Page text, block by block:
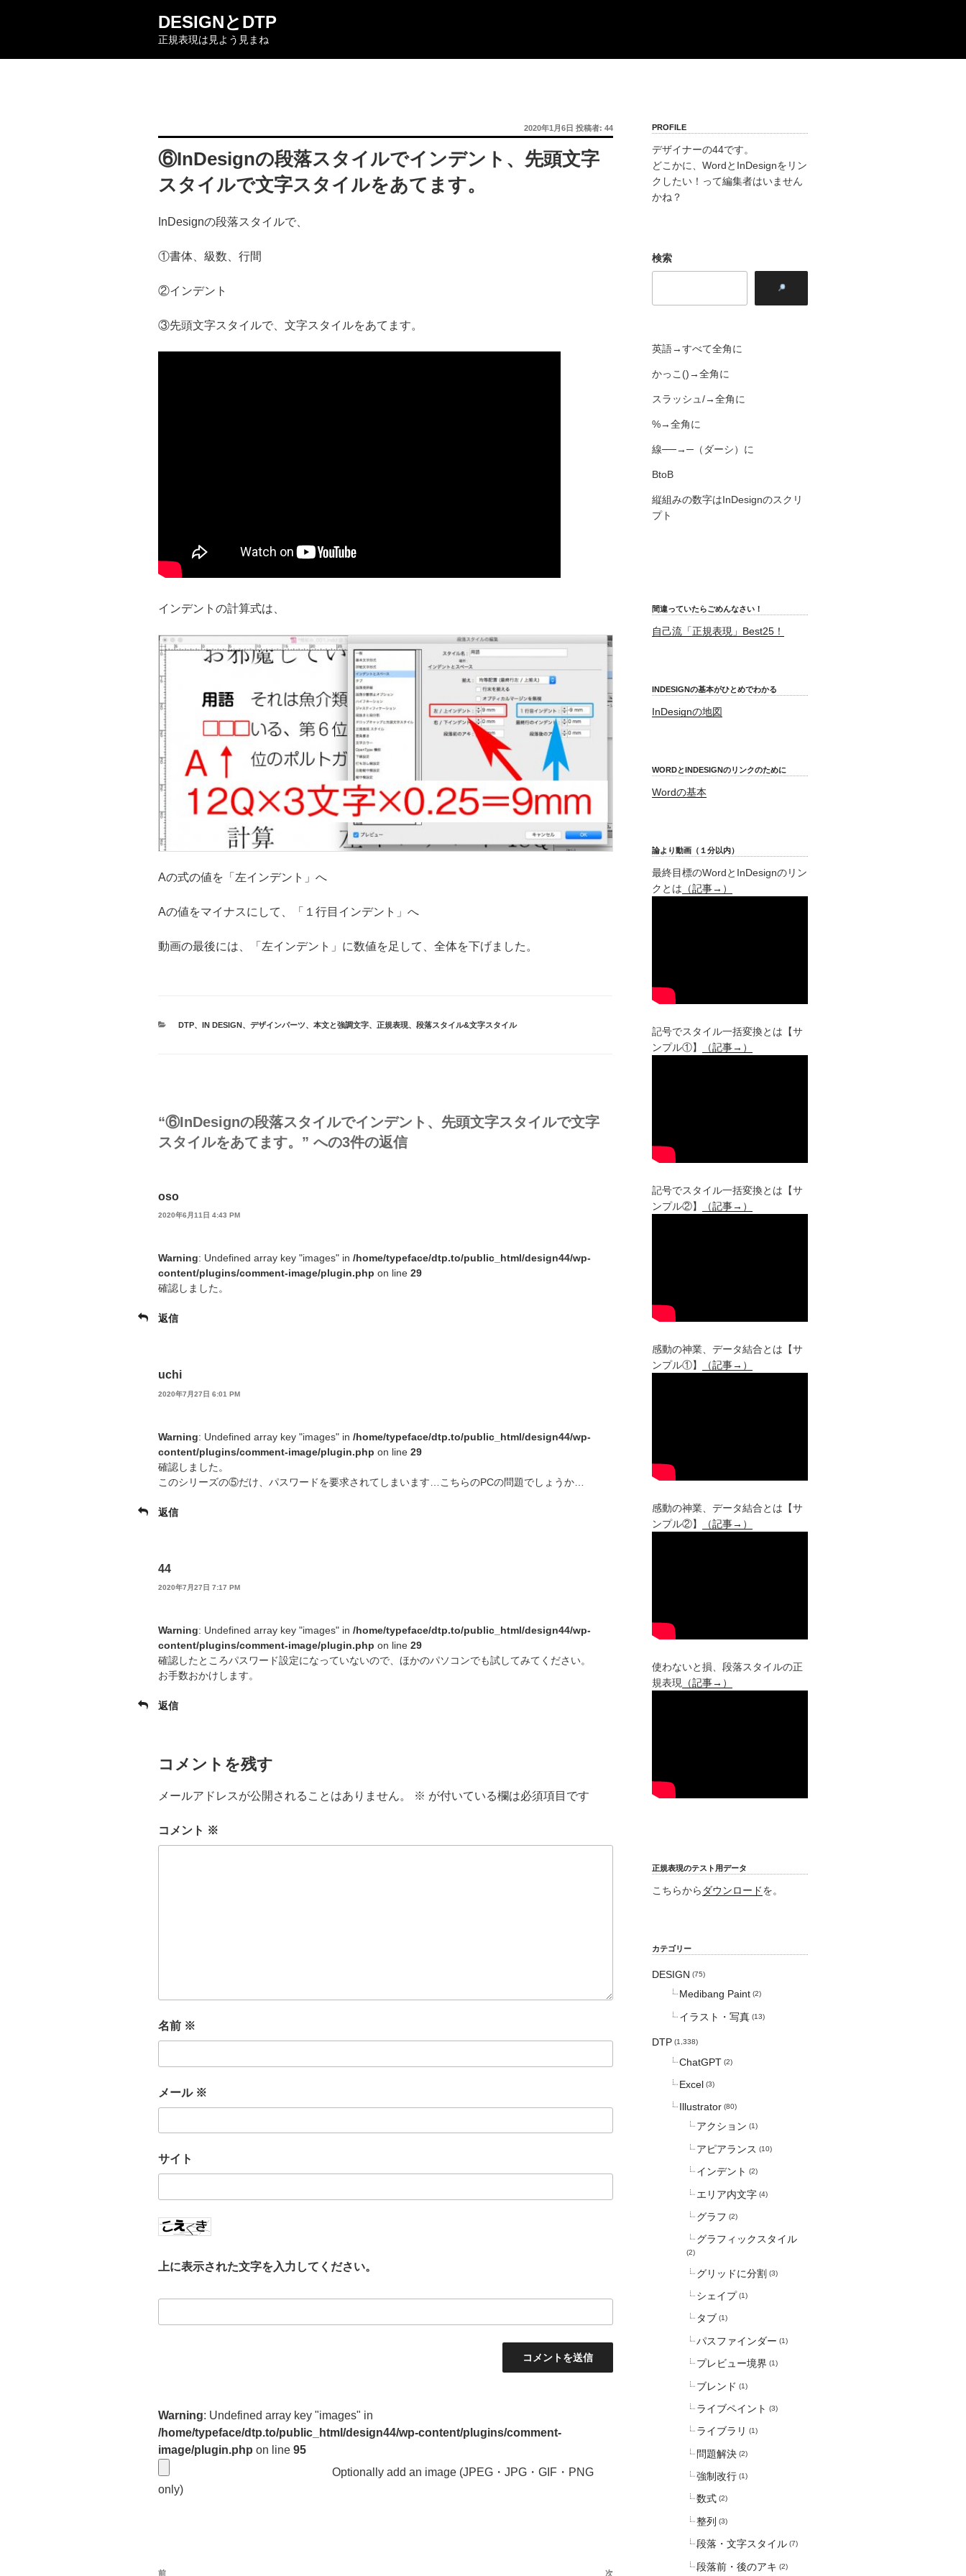
ン
DESIGNとDTP
正規表現は見よう見まね
投
稿
日:
2020年1月6日 投稿者: 44
⑥InDesignの段落スタイルでインデント、先頭文字
スタイルで文字スタイルをあてます。
InDesignの段落スタイルで、
①書体、級数、行間
②インデント
③先頭文字スタイルで、文字スタイルをあてます。
インデントの計算式は、
Aの式の値を「左インデント」へ
Aの値をマイナスにして、「１行目インデント」へ
動画の最後には、「左インデント」に数値を足して、全体を下げました。
カ
DTP、 IN DESIGN、 デザインパーツ、 本文と強調文字、 正規表現、 段落スタイル&文字スタイル
“⑥InDesignの段落スタイルでインデント、先頭文字スタイルで文字
スタイルをあてます。” への3件の返信
oso
2020年6月11日 4:43 PM
Warning: Undefined array key "images" in /home/typeface/dtp.to/public_html/design44/wp-
content/plugins/comment-image/plugin.php on line 29
確認しました。
返信
uchi
2020年7月27日 6:01 PM
Warning: Undefined array key "images" in /home/typeface/dtp.to/public_html/design44/wp-
content/plugins/comment-image/plugin.php on line 29
確認しました。
このシリーズの⑤だけ、パスワードを要求されてしまいます…こちらのPCの問題でしょうか…
返信
44
2020年7月27日 7:17 PM
Warning: Undefined array key "images" in /home/typeface/dtp.to/public_html/design44/wp-
content/plugins/comment-image/plugin.php on line 29
確認したところパスワード設定になっていないので、ほかのパソコンでも試してみてください。
お手数おかけします。
返信
コメントを残す
メールアドレスが公開されることはありません。 ※ が付いている欄は必須項目です
コメント ※
名前 ※
メール ※
サイト
上に表示された文字を入力してください。
Warning: Undefined array key "images" in
/home/typeface/dtp.to/public_html/design44/wp-content/plugins/comment-
image/plugin.php on line 95
Optionally add an image (JPEG・JPG・GIF・PNG
only)
投
前 次
PROFILE
デザイナーの44です。
どこかに、WordとInDesignをリン
クしたい！って編集者はいません
かね？
検索
英語→すべて全角に
かっこ()→全角に
スラッシュ/→全角に
%→全角に
線──→─（ダーシ）に
BtoB
縦組みの数字はInDesignのスクリ
プト
間違っていたらごめんなさい！
自己流「正規表現」Best25！
INDESIGNの基本がひとめでわかる
InDesignの地図
WORDとINDESIGNのリンクのために
Wordの基本
論より動画（１分以内）
最終目標のWordとInDesignのリン
クとは （記事→）
記号でスタイル一括変換とは【サ
ンプル①】
（記事→）
記号でスタイル一括変換とは【サ
ンプル②】
（記事→）
感動の神業、データ結合とは【サ
ンプル①】
（記事→）
感動の神業、データ結合とは【サ
ンプル②】
（記事→）
使わないと損、段落スタイルの正
規表現
（記事→）
正規表現のテスト用データ
こちらから ダウンロードを。
カテゴリー
DESIGN (75)
Medibang Paint (2)
イラスト・写真 (13)
DTP (1,338)
ChatGPT (2)
Excel (3)
Illustrator (80)
アクション (1)
アピアランス (10)
インデント (2)
エリア内文字 (4)
グラフ (2)
グラフィックスタイル
(2)
グリッドに分割 (3)
シェイプ (1)
タブ (1)
パスファインダー (1)
プレビュー境界 (1)
ブレンド (1)
ライブペイント (3)
ライブラリ (1)
問題解決 (2)
強制改行 (1)
数式 (2)
整列 (3)
段落・文字スタイル (7)
段落前・後のアキ (2)